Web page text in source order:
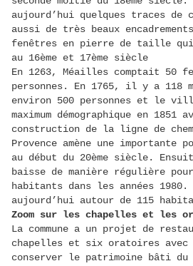
aujourd’hui quelques traces de
aussi de très beaux
fenêtres en pierre de taille qui
au 16ème et 17ème siècle
En 1263, Méailles comptait 50
personnes. En 1765, il y a 118
environ 500 personnes et le
maximum démographique en
construction de la ligne de
Provence amène une importante
au début du 20ème siècle.
baisse de manière régulière
habitants dans les années
aujourd’hui autour de 115
Zoom sur les chapelles et les
La commune a un projet de
chapelles et six oratoires
conserver le patrimoine bâti